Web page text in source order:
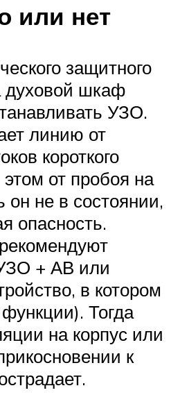
или нет
защитного
духовой шкаф
УЗО.
линию от
короткого
от пробоя на
он не в состоянии,
опасность.
+ АВ или
в котором
Тогда
на корпус или
к